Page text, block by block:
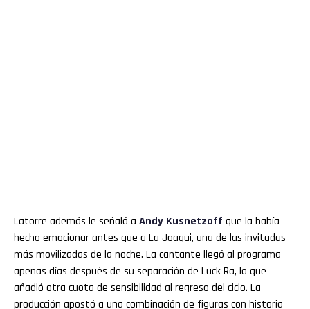
Latorre además le señaló a Andy Kusnetzoff que la había
hecho emocionar antes que a La Joaqui, una de las invitadas
más movilizadas de la noche. La cantante llegó al programa
apenas días después de su separación de Luck Ra, lo que
añadió otra cuota de sensibilidad al regreso del ciclo. La
producción apostó a una combinación de figuras con historia